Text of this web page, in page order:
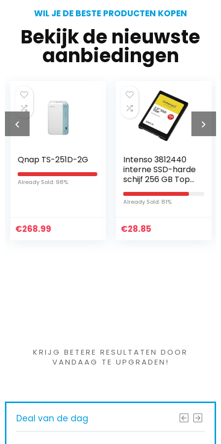
WIL JE DE BESTE PRODUCTEN KOPEN
Bekijk de nieuwste
aanbiedingen
Qnap TS-251D-2G
Already Sold: 98%
€268.99
Intenso 3812440
interne SSD-harde
schijf 256 GB Top
Performance,
zwart, 1 stuk
Already Sold: 81%
€28.85
KRIJG BETERE RESULTATEN DOOR
VANDAAG TE UPGRADEN!
Deal van de dag